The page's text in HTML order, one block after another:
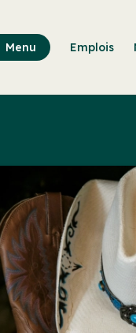
Menu Emplois